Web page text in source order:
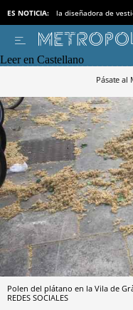
ES NOTICIA: la diseñadora de
Leer en Castellano
Pásate al
Polen del plátano en la Vila de
REDES SOCIALES